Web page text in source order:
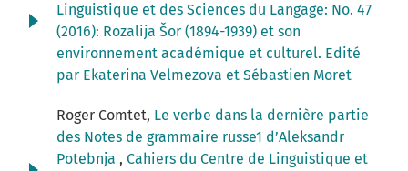
Linguistique et des Sciences du Langage: No. 47
(2016): Rozalija Šor (1894-1939) et son
environnement académique et culturel. Edité
par Ekaterina Velmezova et Sébastien Moret
Roger Comtet, Le verbe dans la dernière partie
des Notes de grammaire russe1 d’Aleksandr
Potebnja , Cahiers du Centre de Linguistique et